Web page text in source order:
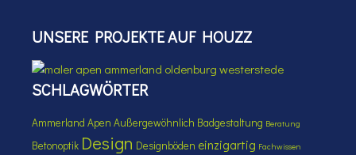
UNSERE PROJEKTE AUF HOUZZ
SCHLAGWÖRTER
Ammerland Apen Außergewöhnlich Badgestaltung Beratung
Betonoptik Design Designböden einzigartig Fachwissen